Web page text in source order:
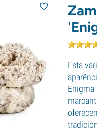
Esta
Enigma